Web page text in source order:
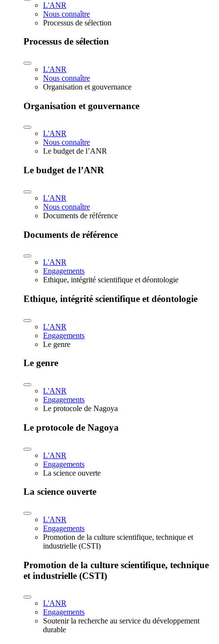
L'ANR
Nous connaître
Processus de sélection
Processus de sélection
L'ANR
Nous connaître
Organisation et gouvernance
Organisation et gouvernance
L'ANR
Nous connaître
Le budget de l’ANR
Le budget de l’ANR
L'ANR
Nous connaître
Documents de référence
Documents de référence
L'ANR
Engagements
Ethique, intégrité scientifique et déontologie
Ethique, intégrité scientifique et déontologie
L'ANR
Engagements
Le genre
Le genre
L'ANR
Engagements
Le protocole de Nagoya
Le protocole de Nagoya
L'ANR
Engagements
La science ouverte
La science ouverte
L'ANR
Engagements
Promotion de la culture scientifique, technique et
industrielle (CSTI)
Promotion de la culture scientifique, technique
et industrielle (CSTI)
L'ANR
Engagements
Soutenir la recherche au service du développement
durable